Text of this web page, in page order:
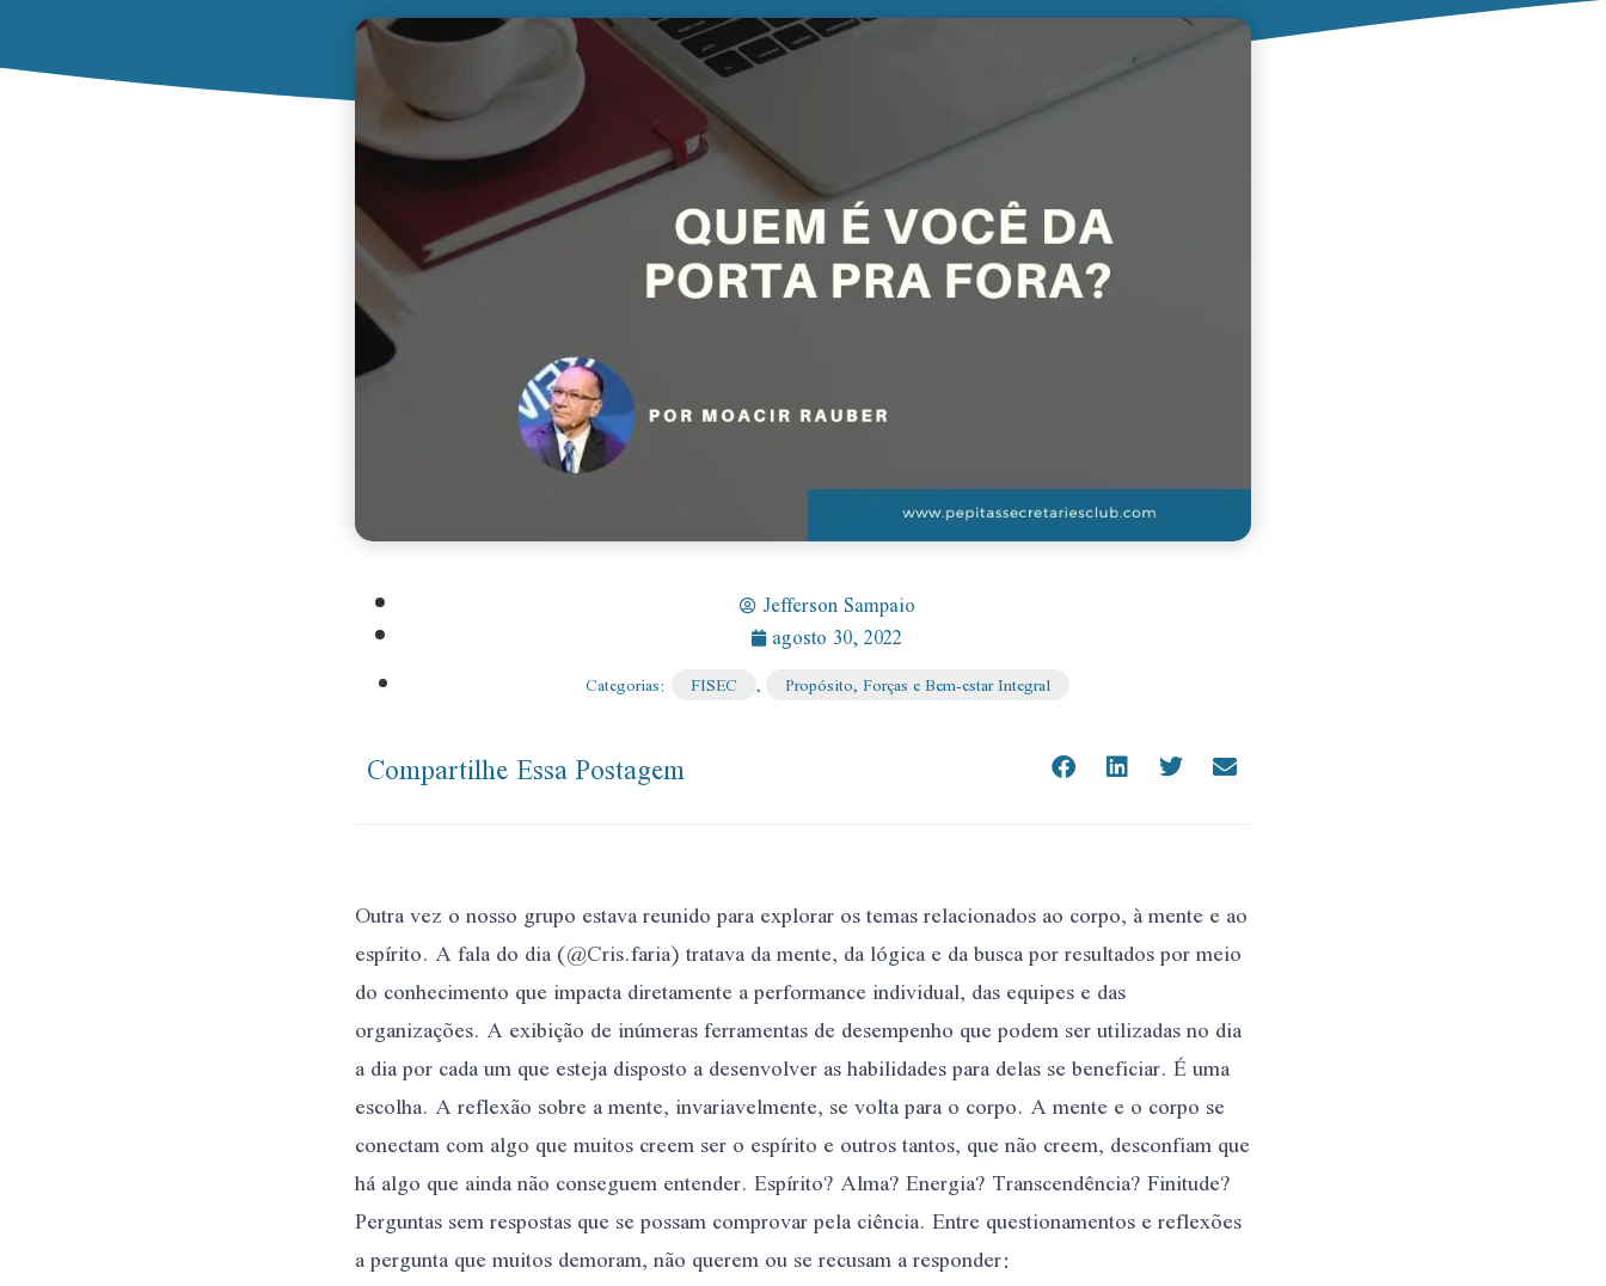
Jefferson Sampaio
agosto 30, 2022
Categorias: FISEC , Propósito, Forças e Bem-estar Integral
Compartilhe Essa Postagem
Outra vez o nosso grupo estava reunido para explorar os temas relacionados ao corpo, à mente e ao
espírito. A fala do dia (@Cris.faria) tratava da mente, da lógica e da busca por resultados por meio
do conhecimento que impacta diretamente a performance individual, das equipes e das
organizações. A exibição de inúmeras ferramentas de desempenho que podem ser utilizadas no dia
a dia por cada um que esteja disposto a desenvolver as habilidades para delas se beneficiar. É uma
escolha. A reflexão sobre a mente, invariavelmente, se volta para o corpo. A mente e o corpo se
conectam com algo que muitos creem ser o espírito e outros tantos, que não creem, desconfiam que
há algo que ainda não conseguem entender. Espírito? Alma? Energia? Transcendência? Finitude?
Perguntas sem respostas que se possam comprovar pela ciência. Entre questionamentos e reflexões
a pergunta que muitos demoram, não querem ou se recusam a responder: